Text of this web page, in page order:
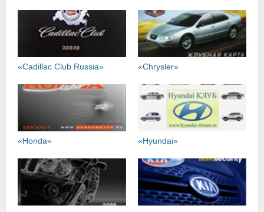
«Cadillac Club Russia» «Chrysler»
«Honda» «Hyundai»